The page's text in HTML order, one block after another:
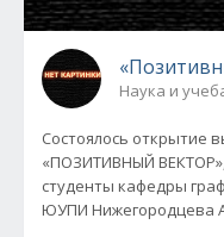
Наука и
Состоялось открытие
«ПОЗИТИВНЫЙ
студенты кафедры
ЮУПИ Нижегородцева